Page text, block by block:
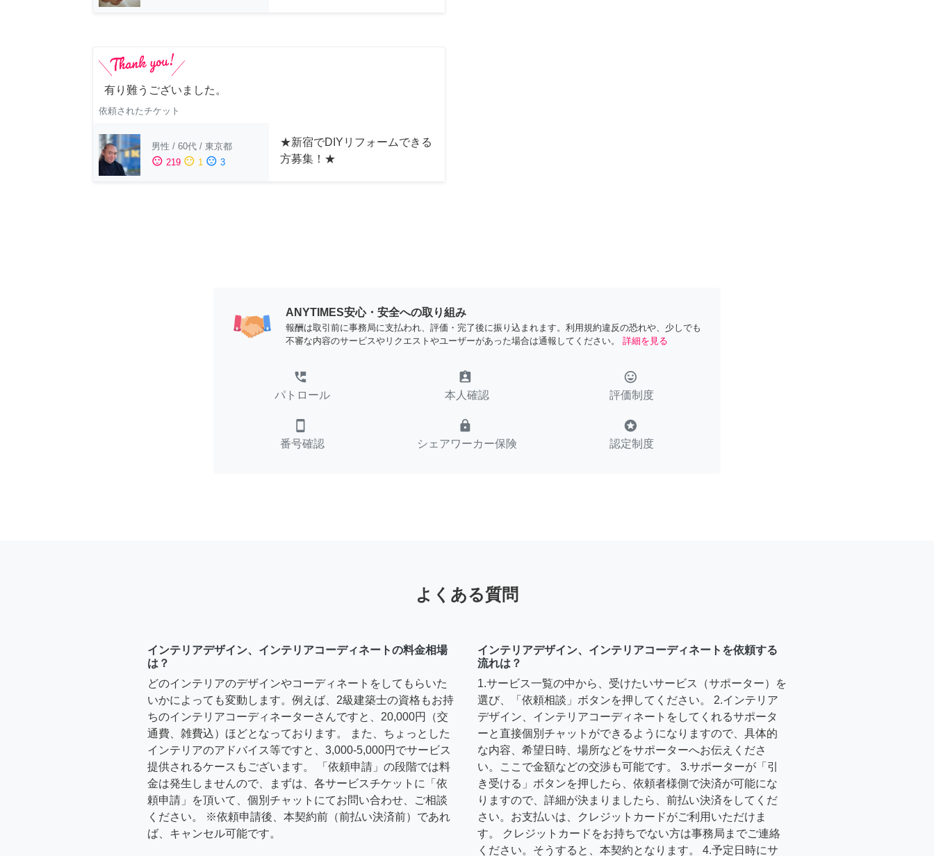
有り難うございました。
依頼されたチケット
男性 / 60代 / 東京都
sentiment_satisfied 219 sentiment_neutral 1 sentiment_dissatisfied 3
★新宿でDIYリフォームできる
方募集！★
ANYTIMES安心・安全への取り組み
報酬は取引前に事務局に支払われ、評価・完了後に振り込まれます。利用規約違反の恐れや、少しでも
不審な内容のサービスやリクエストやユーザーがあった場合は通報してください。
詳細を見る
perm_phone_msg
パトロール
assignment_ind
本人確認
tag_faces
評価制度
smartphone
番号確認
lock
シェアワーカー保険
stars
認定制度
よくある質問
インテリアデザイン、インテリアコーディネートの料金相場
は？
どのインテリアのデザインやコーディネートをしてもらいた
いかによっても変動します。例えば、2級建築士の資格もお持
ちのインテリアコーディネーターさんですと、20,000円（交
通費、雑費込）ほどとなっております。 また、ちょっとした
インテリアのアドバイス等ですと、3,000-5,000円でサービス
提供されるケースもございます。 「依頼申請」の段階では料
金は発生しませんので、まずは、各サービスチケットに「依
頼申請」を頂いて、個別チャットにてお問い合わせ、ご相談
ください。 ※依頼申請後、本契約前（前払い決済前）であれ
ば、キャンセル可能です。
インテリアデザイン、インテリアコーディネートを依頼する
流れは？
1.サービス一覧の中から、受けたいサービス（サポーター）を
選び、「依頼相談」ボタンを押してください。 2.インテリア
デザイン、インテリアコーディネートをしてくれるサポータ
ーと直接個別チャットができるようになりますので、具体的
な内容、希望日時、場所などをサポーターへお伝えくださ
い。ここで金額などの交渉も可能です。 3.サポーターが「引
き受ける」ボタンを押したら、依頼者様側で決済が可能にな
りますので、詳細が決まりましたら、前払い決済をしてくだ
さい。お支払いは、クレジットカードがご利用いただけま
す。 クレジットカードをお持ちでない方は事務局までご連絡
ください。そうすると、本契約となります。 4.予定日時にサ